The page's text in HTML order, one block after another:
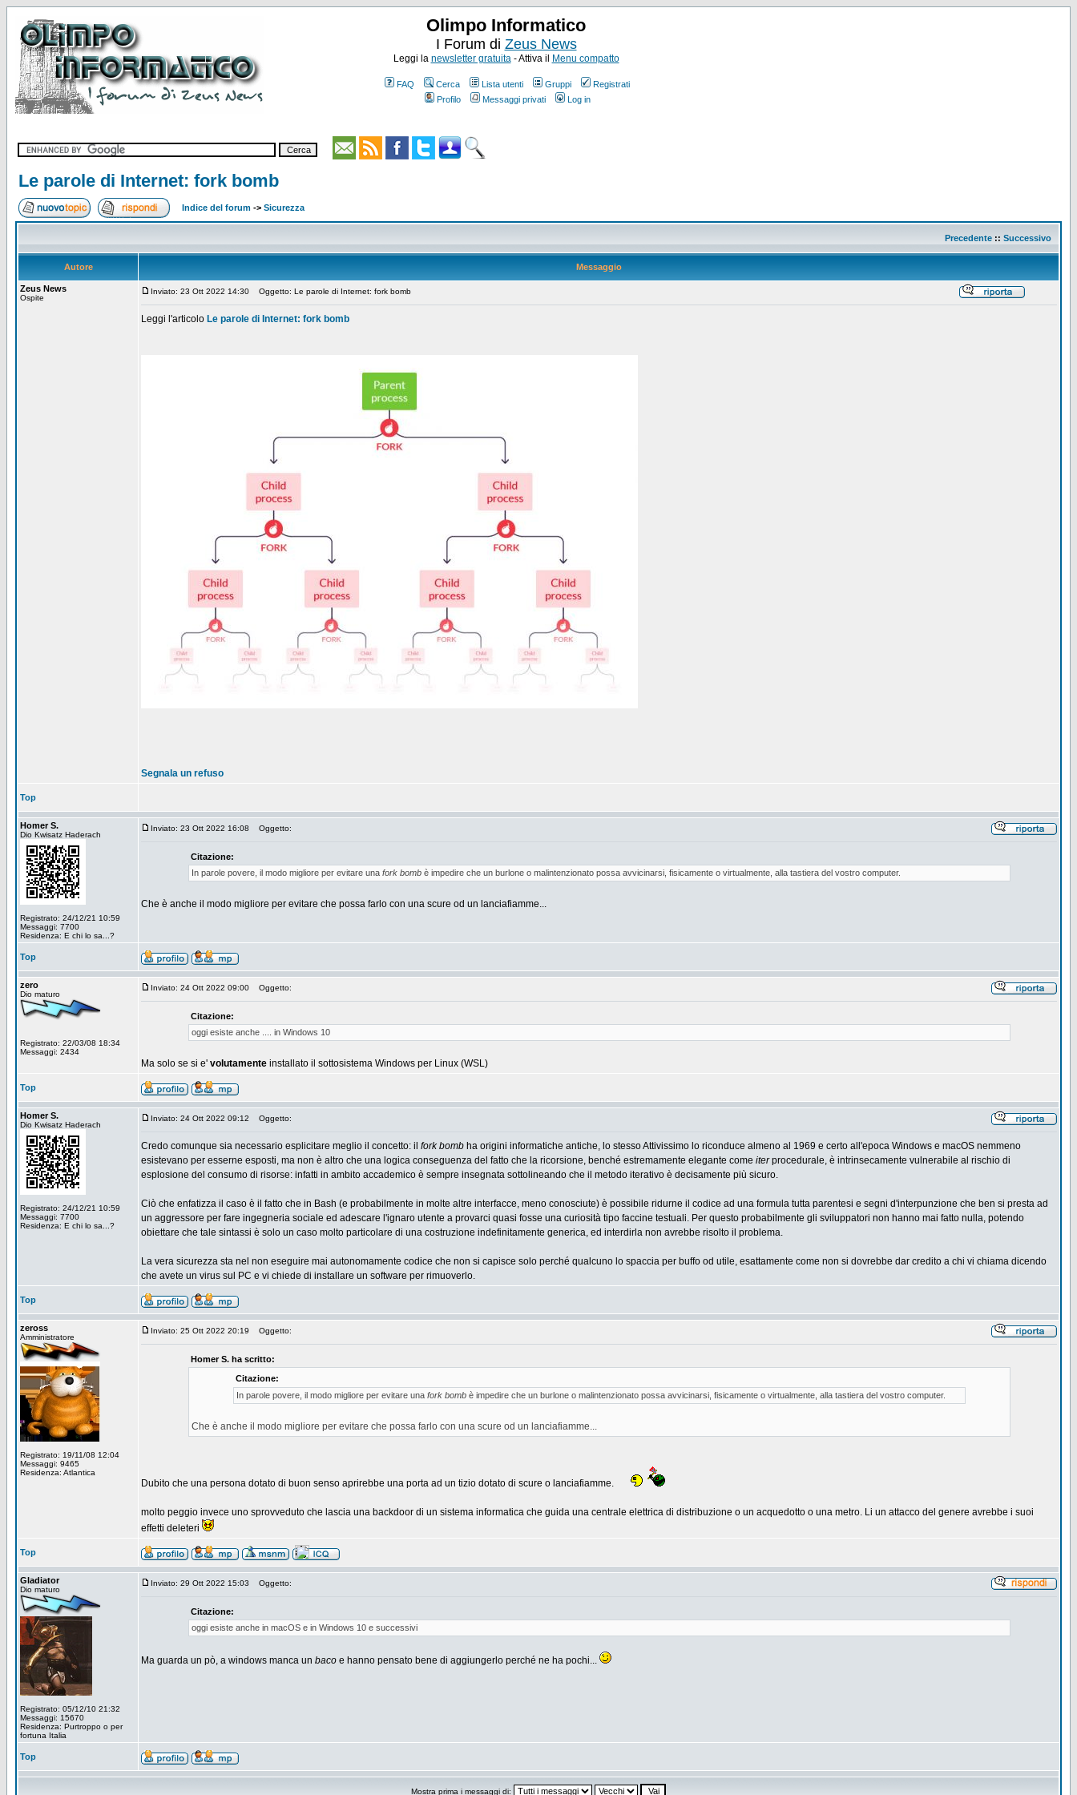
Olimpo Informatico
I Forum di Zeus News
Leggi la newsletter gratuita- Attiva il Menu compatto
FAQ Cerca Lista utenti Gruppi
Registrati
Profilo
Messaggi privati Log in
Le parole di Internet: fork bomb
Indice del forum -> Sicurezza
Precedente :: Successivo
Autore Messaggio
Zeus News
Ospite
Inviato: 23 Ott 2022 14:30 Oggetto: Le parole di Internet: fork bomb
Leggi l'articolo Le parole di Internet: fork bomb
Segnala un refuso
Top
Homer S.
Dio Kwisatz Haderach
Registrato: 24/12/21 10:59
Messaggi: 7700
Residenza: E chi lo sa...?
Inviato: 23 Ott 2022 16:08 Oggetto:
Citazione:
In parole povere, il modo migliore per evitare una fork bombè impedire che un burlone o malintenzionato possa avvicinarsi, fisicamente o virtualmente, alla tastiera del vostro computer.
Che è anche il modo migliore per evitare che possa farlo con una scure od un lanciafiamme...
Top
zero
Dio maturo
Registrato: 22/03/08 18:34
Messaggi: 2434
Inviato: 24 Ott 2022 09:00 Oggetto:
Citazione:
oggi esiste anche .... in Windows 10
Ma solo se si e' volutamente installato il sottosistema Windows per Linux (WSL)
Top
Homer S.
Dio Kwisatz Haderach
Registrato: 24/12/21 10:59
Messaggi: 7700
Residenza: E chi lo sa...?
Inviato: 24 Ott 2022 09:12 Oggetto:
Credo comunque sia necessario esplicitare meglio il concetto: il fork bomb ha origini informatiche antiche, lo stesso Attivissimo lo riconduce almeno al 1969 e certo all'epoca Windows e macOS nemmeno
esistevano per esserne esposti, ma non è altro che una logica conseguenza del fatto che la ricorsione, benché estremamente elegante come iterprocedurale, è intrinsecamente vulnerabile al rischio di
esplosione del consumo di risorse: infatti in ambito accademico è sempre insegnata sottolineando che il metodo iterativo è decisamente più sicuro.
Ciò che enfatizza il caso è il fatto che in Bash (e probabilmente in molte altre interfacce, meno conosciute) è possibile ridurne il codice ad una formula tutta parentesi e segni d'interpunzione che ben si presta ad
un aggressore per fare ingegneria sociale ed adescare l'ignaro utente a provarci quasi fosse una curiosità tipo faccine testuali. Per questo probabilmente gli sviluppatori non hanno mai fatto nulla, potendo
obiettare che tale sintassi è solo un caso molto particolare di una costruzione indefinitamente generica, ed interdirla non avrebbe risolto il problema.
La vera sicurezza sta nel non eseguire mai autonomamente codice che non si capisce solo perché qualcuno lo spaccia per buffo od utile, esattamente come non si dovrebbe dar credito a chi vi chiama dicendo
che avete un virus sul PC e vi chiede di installare un software per rimuoverlo.
Top
zeross
Amministratore
Registrato: 19/11/08 12:04
Messaggi: 9465
Residenza: Atlantica
Inviato: 25 Ott 2022 20:19 Oggetto:
Homer S. ha scritto:
Citazione:
In parole povere, il modo migliore per evitare una fork bombè impedire che un burlone o malintenzionato possa avvicinarsi, fisicamente o virtualmente, alla tastiera del vostro computer.
Che è anche il modo migliore per evitare che possa farlo con una scure od un lanciafiamme...
Dubito che una persona dotato di buon senso aprirebbe una porta ad un tizio dotato di scure o lanciafiamme.
molto peggio invece uno sprovveduto che lascia una backdoor di un sistema informatica che guida una centrale elettrica di distribuzione o un acquedotto o una metro. Li un attacco del genere avrebbe i suoi
effetti deleteri
Top
Gladiator
Dio maturo
Registrato: 05/12/10 21:32
Messaggi: 15670
Residenza: Purtroppo o per
fortuna Italia
Inviato: 29 Ott 2022 15:03 Oggetto:
Citazione:
oggi esiste anche in macOS e in Windows 10 e successivi
Ma guarda un pò, a windows manca un baco e hanno pensato bene di aggiungerlo perché ne ha pochi...
Top
Mostra prima i messaggi di: